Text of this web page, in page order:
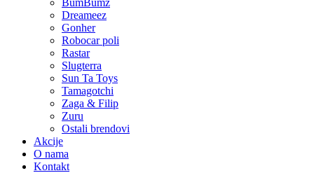
BumBumz
Dreameez
Gonher
Robocar poli
Rastar
Slugterra
Sun Ta Toys
Tamagotchi
Zaga & Filip
Zuru
Ostali brendovi
Akcije
O nama
Kontakt